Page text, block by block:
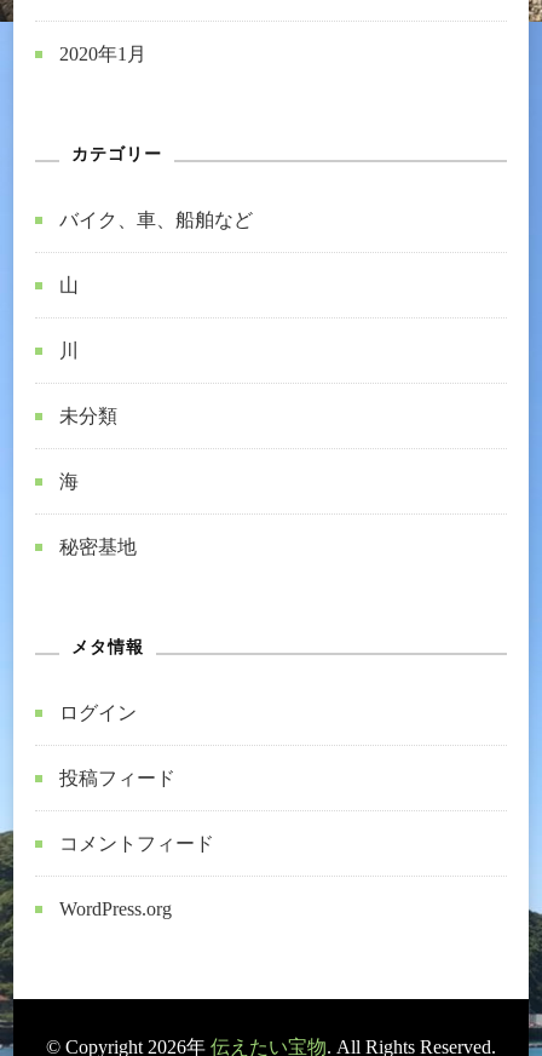
2020年1月
カテゴリー
バイク、車、船舶など
山
川
未分類
海
秘密基地
メタ情報
ログイン
投稿フィード
コメントフィード
WordPress.org
© Copyright 2026年 伝えたい宝物. All Rights Reserved.